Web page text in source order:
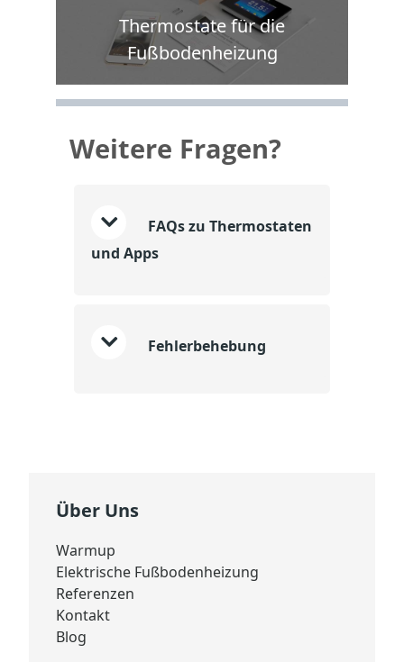
Thermostate für die
Fußbodenheizung
Weitere Fragen?
FAQs zu Thermostaten
und Apps
Fehlerbehebung
Über Uns
Warmup
Elektrische Fußbodenheizung
Referenzen
Kontakt
Blog